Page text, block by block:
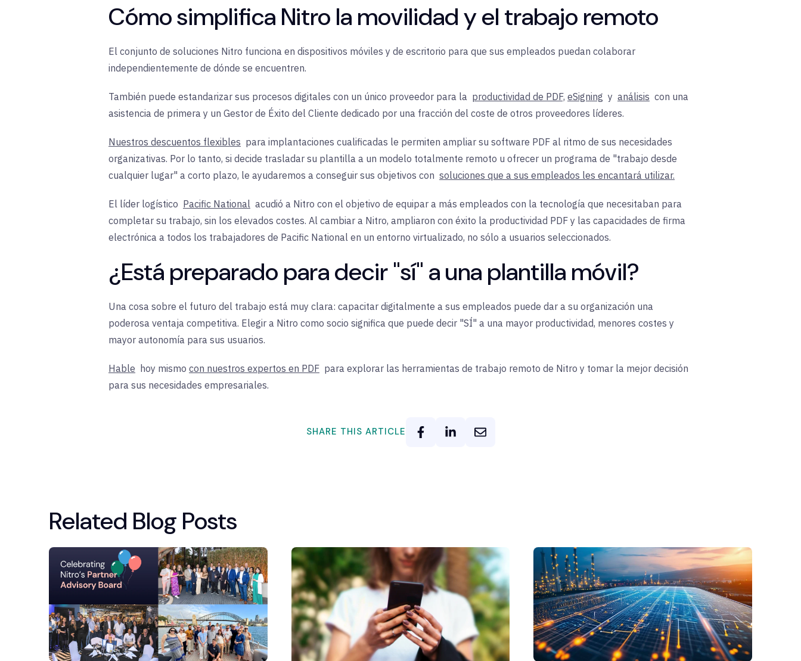
Cómo simplifica Nitro la movilidad y el trabajo remoto
El conjunto de soluciones Nitro funciona en dispositivos móviles y de escritorio para que sus empleados puedan colaborar
independientemente de dónde se encuentren.
También puede estandarizar sus procesos digitales con un único proveedor para la productividad de PDF, eSigning y análisis con una
asistencia de primera y un Gestor de Éxito del Cliente dedicado por una fracción del coste de otros proveedores líderes.
Nuestros descuentos flexibles para implantaciones cualificadas le permiten ampliar su software PDF al ritmo de sus necesidades
organizativas. Por lo tanto, si decide trasladar su plantilla a un modelo totalmente remoto u ofrecer un programa de "trabajo desde
cualquier lugar" a corto plazo, le ayudaremos a conseguir sus objetivos con soluciones que a sus empleados les encantará utilizar.
El líder logístico Pacific National acudió a Nitro con el objetivo de equipar a más empleados con la tecnología que necesitaban para
completar su trabajo, sin los elevados costes. Al cambiar a Nitro, ampliaron con éxito la productividad PDF y las capacidades de firma
electrónica a todos los trabajadores de Pacific National en un entorno virtualizado, no sólo a usuarios seleccionados.
¿Está preparado para decir "sí" a una plantilla móvil?
Una cosa sobre el futuro del trabajo está muy clara: capacitar digitalmente a sus empleados puede dar a su organización una
poderosa ventaja competitiva. Elegir a Nitro como socio significa que puede decir "SÍ" a una mayor productividad, menores costes y
mayor autonomía para sus usuarios.
Hable hoy mismo con nuestros expertos en PDF para explorar las herramientas de trabajo remoto de Nitro y tomar la mejor decisión
para sus necesidades empresariales.
SHARE THIS ARTICLE
Related Blog Posts